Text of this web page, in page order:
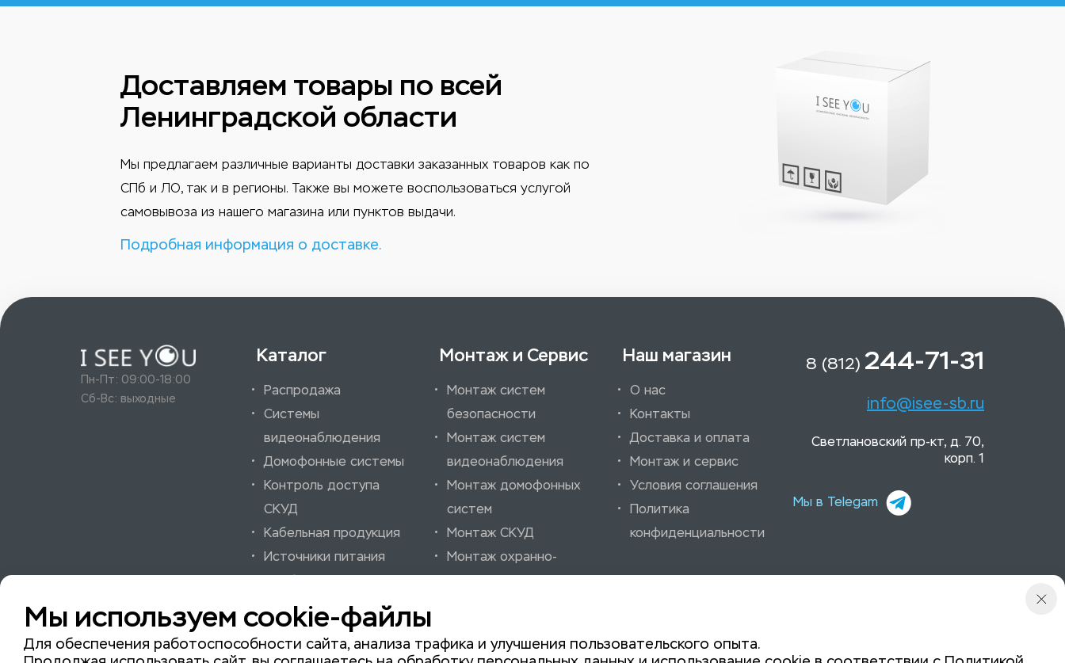
Доставляем товары по всей
Ленинградской области
Мы предлагаем различные варианты доставки заказанных товаров как по
СПб и ЛО, так и в регионы. Также вы можете воспользоваться услугой
самовывоза из нашего магазина или пунктов выдачи.
Подробная информация о доставке.
Пн-Пт: 09:00-18:00
Сб-Вс: выходные
Каталог
Распродажа
Системы
видеонаблюдения
Домофонные системы
Контроль доступа
СКУД
Кабельная продукция
Источники питания
Шкафы и аксессуары
Системы охранно-
пожарной сигнализации
Монтаж и Сервис
Монтаж систем
безопасности
Монтаж систем
видеонаблюдения
Монтаж домофонных
систем
Монтаж СКУД
Монтаж охранно-
пожарных систем
для ворот
Наш магазин
О нас
Контакты
Доставка и оплата
Монтаж и сервис
Условия соглашения
Политика
конфиденциальности
8 (812) 244-71-31
info@isee-sb.ru
Светлановский пр-кт, д. 70,
корп. 1
Мы в Telegam
Мы используем cookie-файлы
Для обеспечения работоспособности сайта, анализа трафика и улучшения пользовательского опыта.